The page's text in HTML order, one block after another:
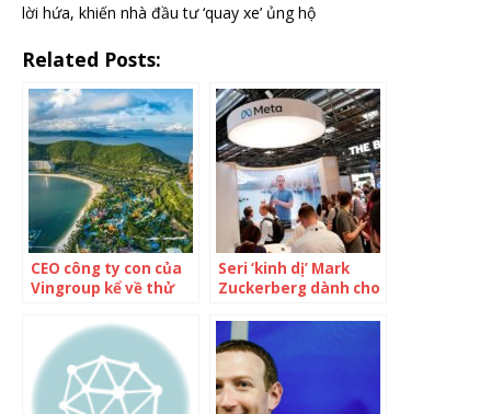
lời hứa, khiến nhà đầu tư ‘quay xe’ ủng hộ
Related Posts:
CEO công ty con của
Vingroup kể về thử
trong 20 tháng hoặc
‘cuốn gói’, và hành
trình tiến đến 70
triệu giao dịch trị giá
trăm triệu USD
Seri ‘kinh dị’ Mark
Zuckerberg dành cho
Tuần sau bắt đầu đợt
sa thải thứ 2, tất cả
cầu nguyện để không
phải là người xấu số